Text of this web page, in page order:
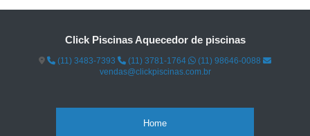
Click Piscinas Aquecedor de piscinas
(11) 3483-7393 (11) 3781-1764
(11) 98646-0088
vendas@clickpiscinas.com.br
Home